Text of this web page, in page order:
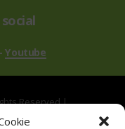
-Youtube
Reserved |
AV | P.IVA